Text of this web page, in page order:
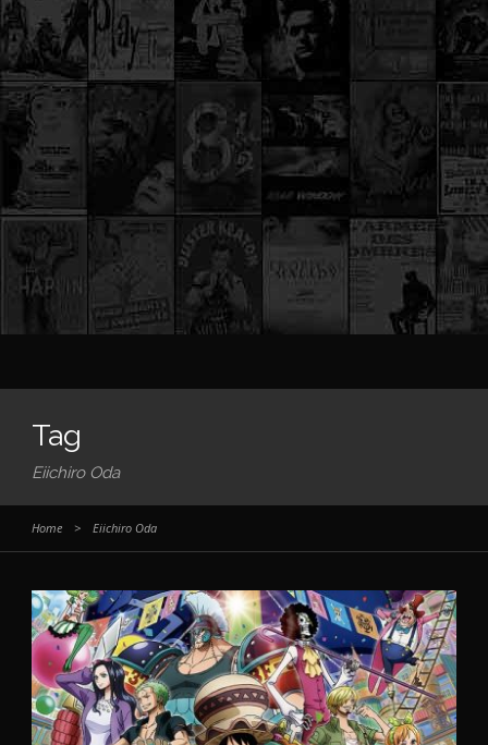
Tag
Eiichiro Oda
Home > Eiichiro Oda